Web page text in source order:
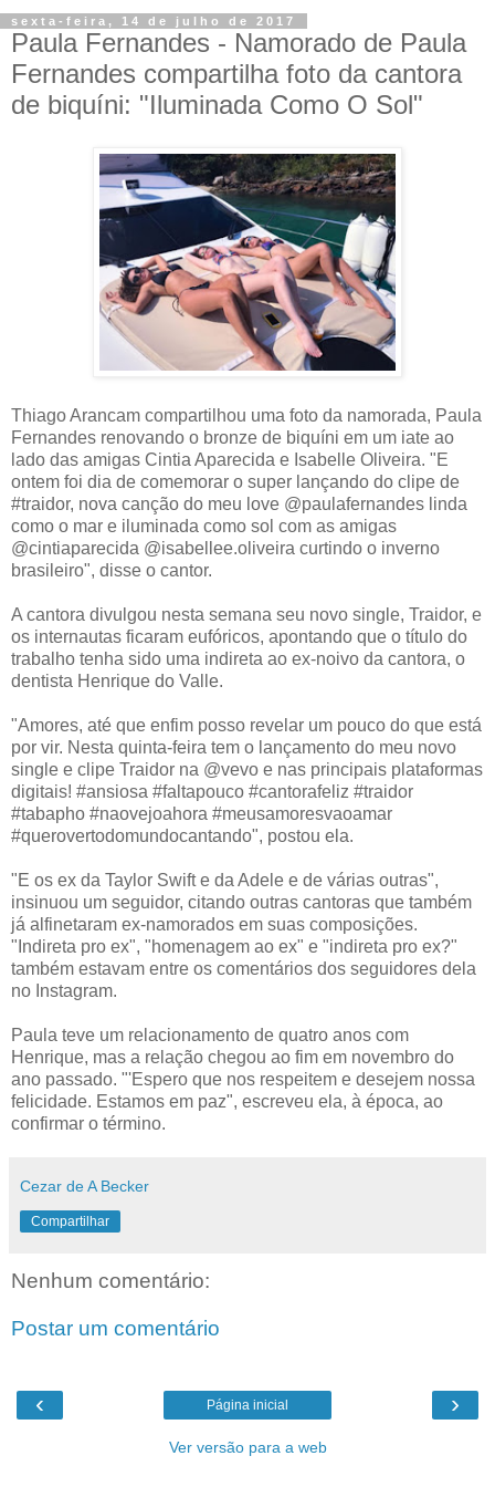
sexta-feira, 14 de julho de 2017
Paula Fernandes - Namorado de Paula
Fernandes compartilha foto da cantora
de biquíni: "Iluminada Como O Sol"
Thiago Arancam compartilhou uma foto da namorada, Paula
Fernandes renovando o bronze de biquíni em um iate ao
lado das amigas Cintia Aparecida e Isabelle Oliveira. "E
ontem foi dia de comemorar o super lançando do clipe de
#traidor, nova canção do meu love @paulafernandes linda
como o mar e iluminada como sol com as amigas
@cintiaparecida @isabellee.oliveira curtindo o inverno
brasileiro", disse o cantor.
A cantora divulgou nesta semana seu novo single, Traidor, e
os internautas ficaram eufóricos, apontando que o título do
trabalho tenha sido uma indireta ao ex-noivo da cantora, o
dentista Henrique do Valle.
"Amores, até que enfim posso revelar um pouco do que está
por vir. Nesta quinta-feira tem o lançamento do meu novo
single e clipe Traidor na @vevo e nas principais plataformas
digitais! #ansiosa #faltapouco #cantorafeliz #traidor
#tabapho #naovejoahora #meusamoresvaoamar
#querovertodomundocantando", postou ela.
"E os ex da Taylor Swift e da Adele e de várias outras",
insinuou um seguidor, citando outras cantoras que também
já alfinetaram ex-namorados em suas composições.
"Indireta pro ex", "homenagem ao ex" e "indireta pro ex?"
também estavam entre os comentários dos seguidores dela
no Instagram.
Paula teve um relacionamento de quatro anos com
Henrique, mas a relação chegou ao fim em novembro do
ano passado. "'Espero que nos respeitem e desejem nossa
felicidade. Estamos em paz", escreveu ela, à época, ao
confirmar o término.
Cezar de A Becker
Compartilhar
Nenhum comentário:
Postar um comentário
‹ ›
Página inicial
Ver versão para a web